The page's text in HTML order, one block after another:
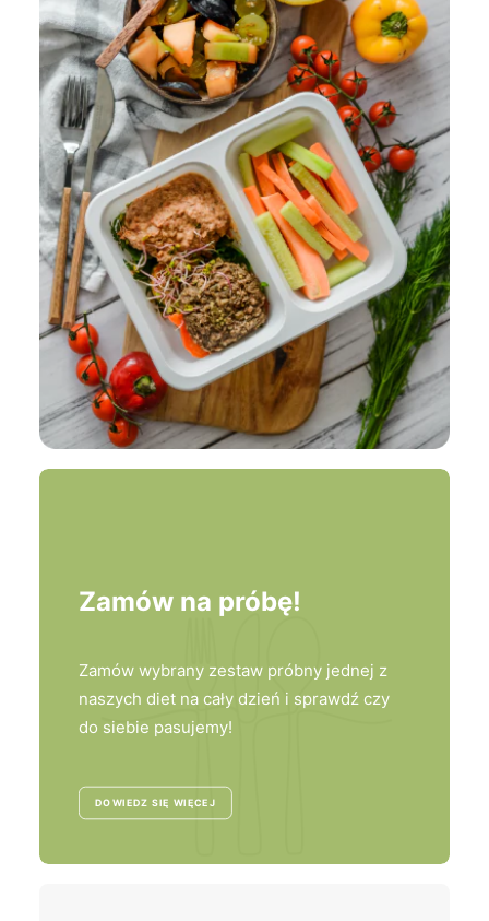
Zamów na próbę!
Zamów wybrany zestaw próbny jednej z
naszych diet na cały dzień i sprawdź czy
do siebie pasujemy!
DOWIEDZ SIĘ WIĘCEJ